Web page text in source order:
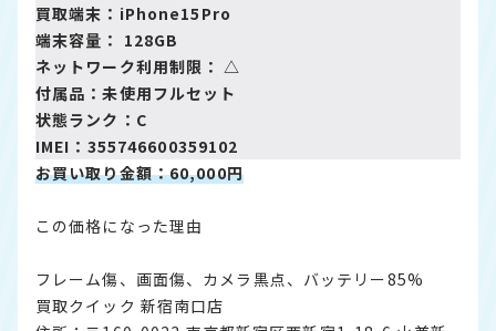
買取端末：iPhone15Pro
端末容量： 128GB
ネットワーク利用制限： △
付属品：未使用フルセット
状態ランク：C
IMEI：355746600359102
お買い取り金額：60,000円
この価格になった理由
フレーム傷、画面傷、カメラ黒点、バッテリー85%
買取クイック 新宿南口店